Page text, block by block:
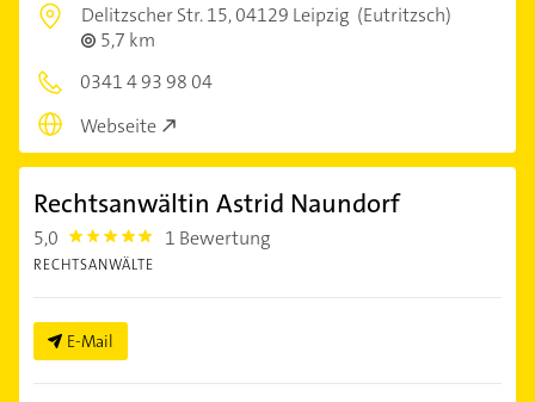
Delitzscher Str. 15,04129 Leipzig (Eutritzsch)
5,7 km
0341 4 93 98 04
Webseite
Rechtsanwältin Astrid Naundorf
5,0 5.0 1 Bewertung
RECHTSANWÄLTE
E-Mail